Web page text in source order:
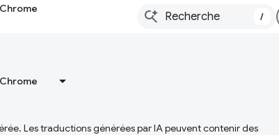
/
Les traductions générées par IA peuvent contenir des